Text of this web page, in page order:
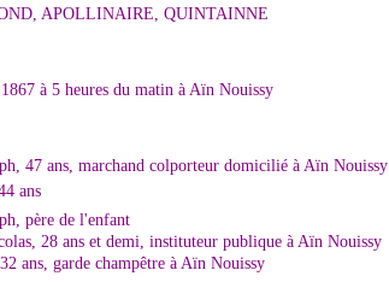
APOLLINAIRE, QUINTAINNE
à 5 heures du matin à Aïn Nouissy
47 ans, marchand colporteur domicilié à Aïn Nouissy
ans
père de l'enfant
28 ans et demi, instituteur publique à Aïn Nouissy
ans, garde champêtre à Aïn Nouissy